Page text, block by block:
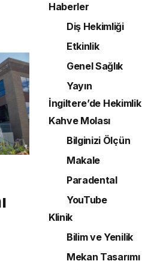
Haberler
Diş Hekimliği
Etkinlik
Genel Sağlık
Yayın
İngiltere’de Hekimlik
Kahve Molası
Bilginizi Ölçün
Makale
Paradental
YouTube
Klinik
Bilim ve Yenilik
Mekan Tasarımı